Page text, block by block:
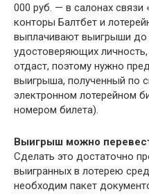
000 руб. — в салонах связи
конторы Балтбет и
выплачивают выигрыши до
удостоверяющих
отдаст, поэтому нужно
выигрыша, полученный по
электронном лотерейном
номером билета).
Выигрыш можно
Сделать это достаточно
выигранных в лотерею
необходим пакет